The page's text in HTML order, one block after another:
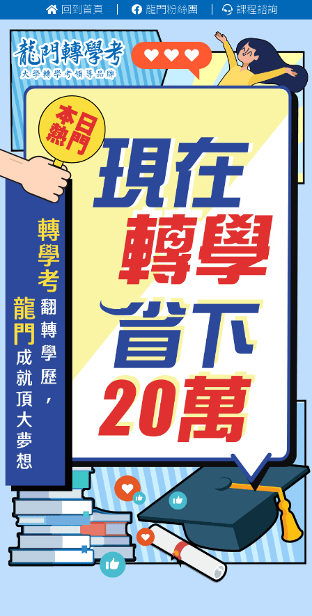
回到首頁 龍門粉絲團 課程諮詢
劉Ｏ楷 台大工管系企管組
黃Ｏ宇 台大工管系企管組 榜首
謝Ｏ佑
陳Ｏ方 台大工管系科管組 榜首
吳Ｏ冷 台大經濟系 榜首
李Ｏ呈 台大經濟系 榜眼
林Ｏ鵬 台大經濟系 正取
林Ｏ謙 台大機械系 正取
郭Ｏ煌 台大機械系 正取
江Ｏ陞 台大心理系 正取
周Ｏ瑩 台大心理系 正取
台大外文系 正取
台大外文系
吳Ｏ嘉 台大日文系 正取
俞Ｏ桓 台大化學系 榜首
周Ｏ庭 台大公衛系 正取
台大政治系